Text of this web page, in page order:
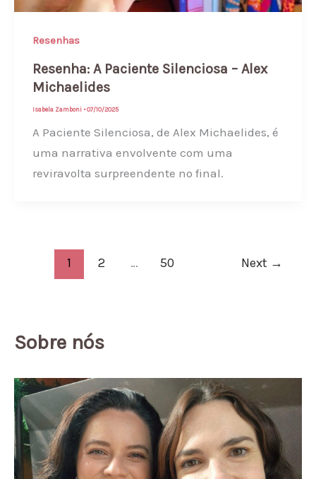
Resenhas
Resenha: A Paciente Silenciosa – Alex
Michaelides
Isabela Zamboni •07/10/2025
A Paciente Silenciosa, de Alex Michaelides, é
uma narrativa envolvente com uma
reviravolta surpreendente no final.
1 2 … 50 Next →
Sobre nós